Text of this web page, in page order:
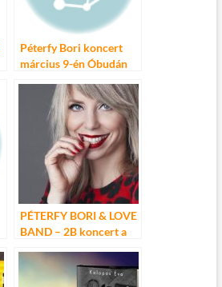
Péterfy Bori koncert
március 9-én Óbudán
PÉTERFY BORI & LOVE
BAND – 2B koncert a
Központban